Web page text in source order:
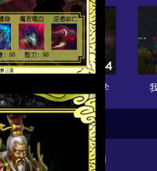
希望跪斗董卓视频教学